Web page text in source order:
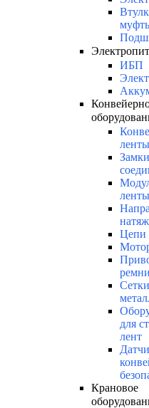
ИБП
ленты
ленты
Цепи
ремни
Сетки
для
лент
Крановое